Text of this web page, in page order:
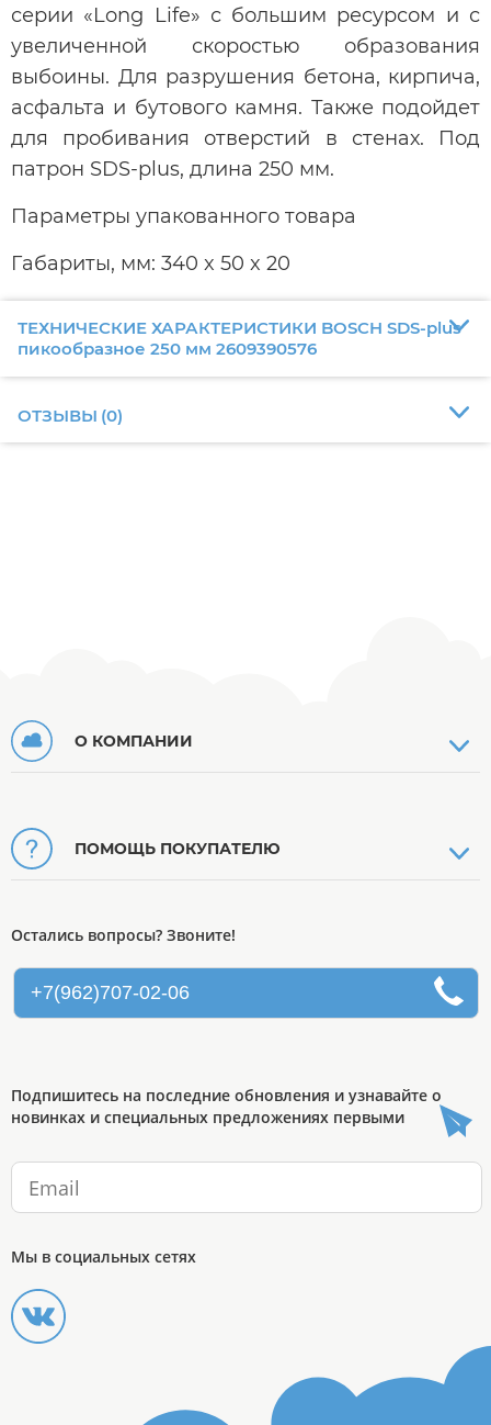
серии «Long Life» с большим ресурсом и с
увеличенной скоростью образования
выбоины. Для разрушения бетона, кирпича,
асфальта и бутового камня. Также подойдет
для пробивания отверстий в стенах. Под
патрон SDS-plus, длина 250 мм.
Параметры упакованного товара
Габариты, мм: 340 x 50 x 20
ТЕХНИЧЕСКИЕ ХАРАКТЕРИСТИКИ BOSCH SDS-plus
пикообразное 250 мм 2609390576
ОТЗЫВЫ (0)
О КОМПАНИИ
ПОМОЩЬ ПОКУПАТЕЛЮ
Остались вопросы? Звоните!
+7(962)707-02-06
Подпишитесь на последние обновления и узнавайте о
новинках и специальных предложениях первыми
Мы в социальных сетях